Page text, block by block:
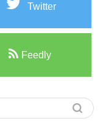
Twitter
Feedly